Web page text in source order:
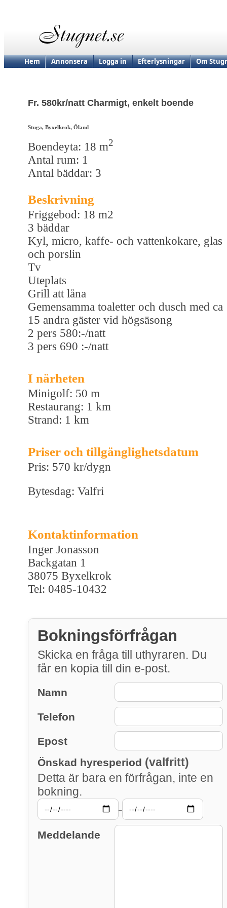
Hem Annonsera Logga in Efterlysningar Om
Fr. 580kr/natt Charmigt, enkelt boende
Stuga, Byxelkrok, Öland
Boendeyta: 18 m2
Antal rum: 1
Antal bäddar: 3
Beskrivning
Friggebod: 18 m2
3 bäddar
Kyl, micro, kaffe- och vattenkokare, glas
och porslin
Tv
Uteplats
Grill att låna
Gemensamma toaletter och dusch med ca
15 andra gäster vid högsäsong
2 pers 580:-/natt
3 pers 690 :-/natt
I närheten
Minigolf: 50 m
Restaurang: 1 km
Strand: 1 km
Priser och tillgänglighetsdatum
Pris: 570 kr/dygn
Bytesdag: Valfri
Kontaktinformation
Inger Jonasson
Backgatan 1
38075 Byxelkrok
Tel: 0485-10432
Bokningsförfrågan
Skicka en fråga till uthyraren. Du
får en kopia till din e-post.
Namn
Telefon
Epost
Önskad hyresperiod (valfritt)
Detta är bara en förfrågan, inte en
bokning.
–
Meddelande